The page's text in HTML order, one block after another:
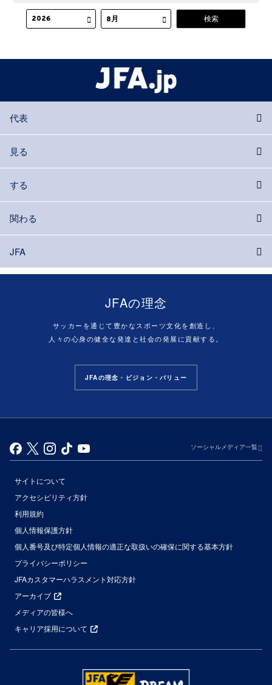
代表
見る
する
関わる
JFA
JFAの理念
サッカーを通じて豊かなスポーツ文化を創造し、
人々の心身の健全な発達と社会の発展に貢献する。
JFAの理念・ビジョン・バリュー
ソーシャルメディア一覧
サイトについて
アクセシビリティ方針
利用規約
個人情報保護方針
個人番号及び特定個人情報の適正な取扱いの確保に関する基本方針
プライバシーポリシー
JFAカスタマーハラスメント対応方針
アーカイブ
メディアの皆様へ
キャリア採用について